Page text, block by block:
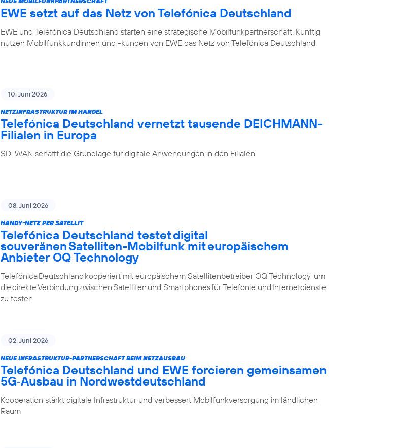
EWE setzt auf das Netz von Telefónica Deutschland
EWE und Telefónica Deutschland starten eine strategische Mobilfunkpartnerschaft. Künftig
nutzen Mobilfunkkundinnen und -kunden von EWE das Netz von Telefónica Deutschland.
10. Juni 2026
NETZINFRASTRUKTUR IM HANDEL
Telefónica Deutschland vernetzt tausende DEICHMANN-
Filialen in Europa
SD-WAN schafft die Grundlage für digitale Anwendungen in den Filialen
08. Juni 2026
HANDY-NETZ PER SATELLIT
Telefónica Deutschland testet digital
souveränen Satelliten-Mobilfunk mit europäischem
Anbieter OQ Technology
Telefónica Deutschland kooperiert mit europäischem Satellitenbetreiber OQ Technology, um
die direkte Verbindung zwischen Satelliten und Smartphones für Telefonie und Internetdienste
zu testen
02. Juni 2026
NEUE INFRASTRUKTUR-PARTNERSCHAFT BEIM NETZAUSBAU
Telefónica Deutschland und EWE forcieren gemeinsamen
5G‑Ausbau in Nordwestdeutschland
Kooperation stärkt digitale Infrastruktur und verbessert Mobilfunkversorgung im ländlichen
Raum